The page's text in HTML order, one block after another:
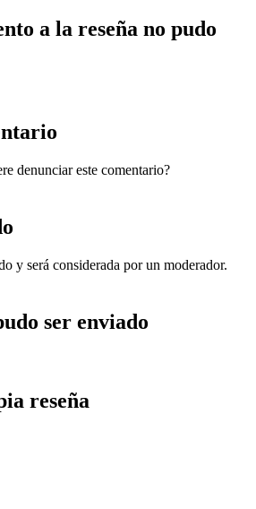
a la reseña no pudo
denunciar este comentario?
y será considerada por un moderador.
ser enviado
reseña